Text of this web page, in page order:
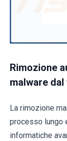
Rimozione
malware
La rimozione
processo lungo
informatiche